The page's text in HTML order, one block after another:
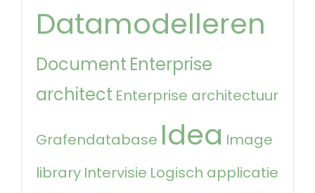
Datamodelleren
Document Enterprise
architect Enterprise architectuur
Grafendatabase Idea Image
library Intervisie Logisch applicatie